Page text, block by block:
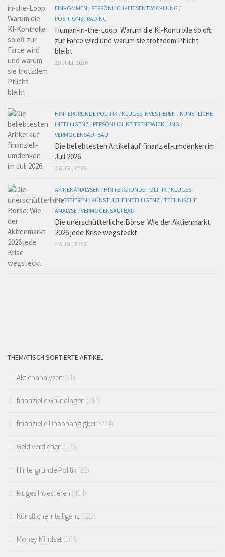
EINKOMMEN / PERSÖNLICHKEITSENTWICKLUNG /
POSITIONSTRADING
Human-in-the-Loop: Warum die KI-Kontrolle so oft
zur Farce wird und warum sie trotzdem Pflicht
bleibt
29 JULI, 2026
HINTERGRÜNDE POLITIK / KLUGES INVESTIEREN / KÜNSTLICHE
INTELLIGENZ / PERSÖNLICHKEITSENTWICKLUNG /
VERMÖGENSAUFBAU
Die beliebtesten Artikel auf finanziell-umdenken im
Juli 2026
3 AUG., 2026
AKTIENANALYSEN / HINTERGRÜNDE POLITIK / KLUGES
INVESTIEREN / KÜNSTLICHE INTELLIGENZ /TECHNISCHE
ANALYSE /VERMÖGENSAUFBAU
Die unerschütterliche Börse: Wie der Aktienmarkt
2026 jede Krise wegsteckt
4 AUG., 2026
THEMATISCH SORTIERTE ARTIKEL
Aktienanalysen (31)
finanzielle Grundlagen (217)
finanzielle Unabhängigkeit (224)
Geld verdienen (126)
Hintergründe Politik (82)
kluges Investieren (414)
Künstliche Intelligenz (122)
Money Mindset (166)